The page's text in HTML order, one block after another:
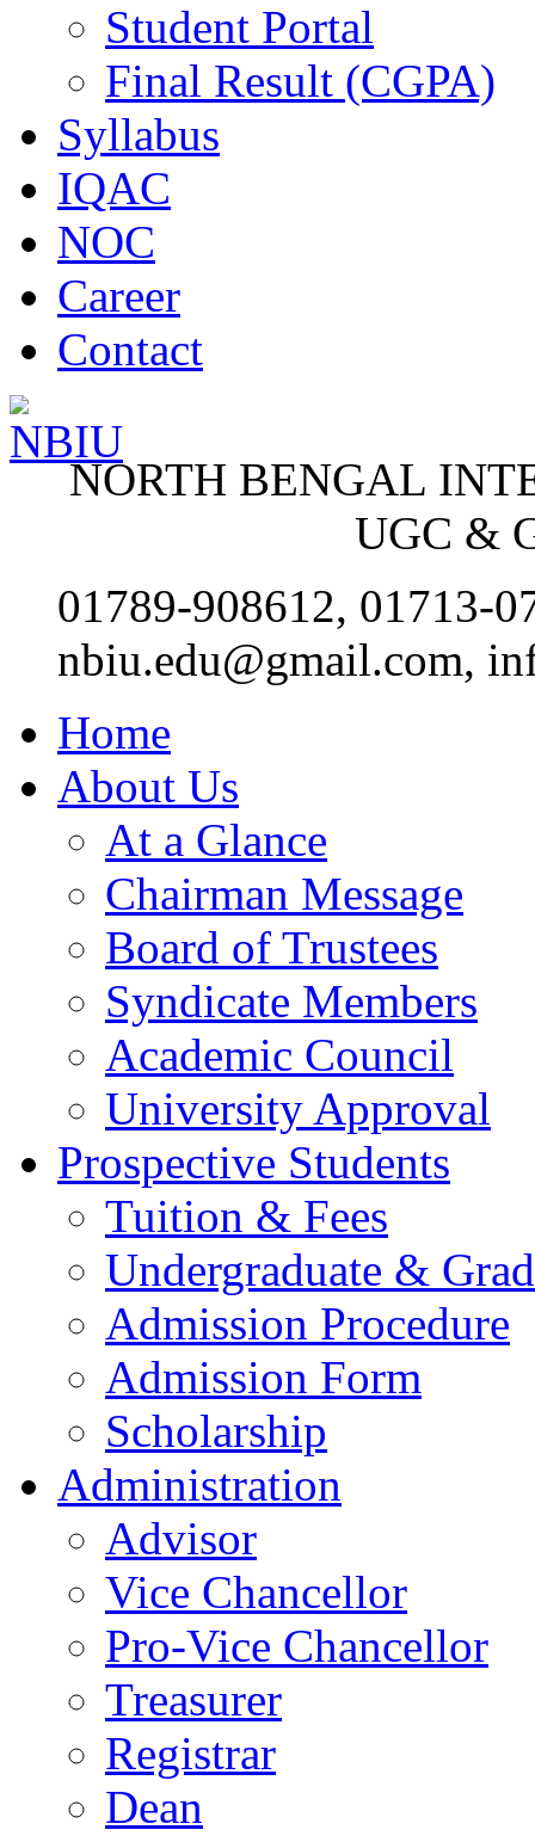
Student Portal
Final Result (CGPA)
Syllabus
IQAC
NOC
Career
Contact
NORTH BENGAL
UGC &
01789-908612, 01713-
nbiu.edu@gmail.com,
Home
About Us
At a Glance
Chairman Message
Board of Trustees
Syndicate Members
Academic Council
University Approval
Prospective Students
Tuition & Fees
Undergraduate &
Admission Procedure
Admission Form
Scholarship
Administration
Advisor
Vice Chancellor
Pro-Vice Chancellor
Treasurer
Registrar
Dean